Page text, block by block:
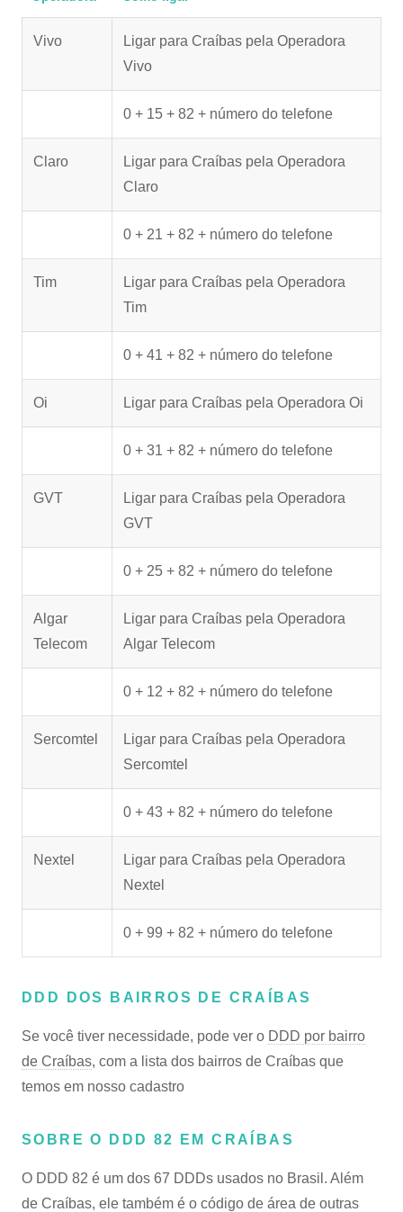
Vivo
Ligar para Craíbas pela Operadora
Vivo
0 + 15 + 82 + número do telefone
Claro
Ligar para Craíbas pela Operadora
Claro
0 + 21 + 82 + número do telefone
Tim
Ligar para Craíbas pela Operadora
Tim
0 + 41 + 82 + número do telefone
Oi Ligar para Craíbas pela Operadora Oi
0 + 31 + 82 + número do telefone
GVT
Ligar para Craíbas pela Operadora
GVT
0 + 25 + 82 + número do telefone
Algar
Telecom
Ligar para Craíbas pela Operadora
Algar Telecom
0 + 12 + 82 + número do telefone
Sercomtel
Ligar para Craíbas pela Operadora
Sercomtel
0 + 43 + 82 + número do telefone
Nextel
Ligar para Craíbas pela Operadora
Nextel
0 + 99 + 82 + número do telefone
DDD DOS BAIRROS DE CRAÍBAS
Se você tiver necessidade, pode ver o DDD por bairro
de Craíbas, com a lista dos bairros de Craíbas que
temos em nosso cadastro
SOBRE O DDD 82 EM CRAÍBAS
O DDD 82 é um dos 67 DDDs usados no Brasil. Além
de Craíbas, ele também é o código de área de outras